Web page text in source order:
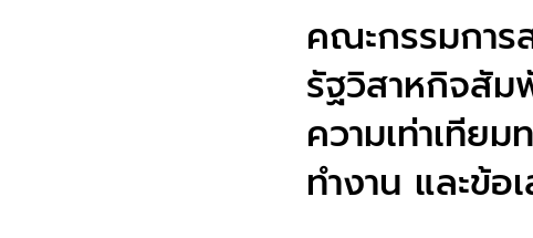
คณะกรรมการ
รัฐวิสาหกิจสัม
ความเท่าเทีย
ทำงาน และข้